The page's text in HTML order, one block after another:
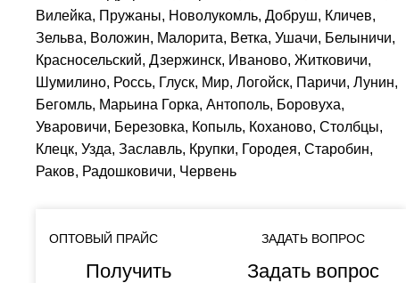
Вилейка, Пружаны, Новолукомль, Добруш, Кличев,
Зельва, Воложин, Малорита, Ветка, Ушачи, Белыничи,
Красносельский, Дзержинск, Иваново, Житковичи,
Шумилино, Россь, Глуск, Мир, Логойск, Паричи, Лунин,
Бегомль, Марьина Горка, Антополь, Боровуха,
Уваровичи, Березовка, Копыль, Коханово, Столбцы,
Клецк, Узда, Заславль, Крупки, Городея, Старобин,
Раков, Радошковичи, Червень
ОПТОВЫЙ ПРАЙС
Получить
ЗАДАТЬ ВОПРОС
Задать вопрос